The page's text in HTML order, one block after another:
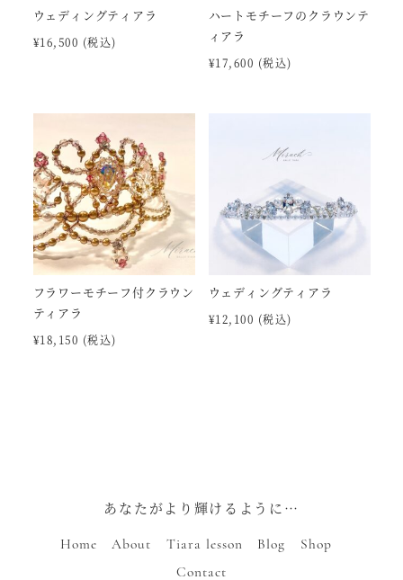
ウェディングティアラ
¥16,500 (税込)
ハートモチーフのクラウンテ
ィアラ
¥17,600 (税込)
フラワーモチーフ付クラウン
ティアラ
¥18,150 (税込)
ウェディングティアラ
¥12,100 (税込)
あなたがより輝けるように…
Home About Tiara lesson Blog
Shop
Contact